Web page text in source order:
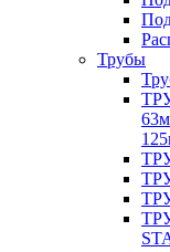
Трубы